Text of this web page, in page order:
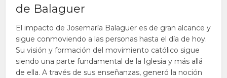
de Balaguer
El impacto de Josemaría Balaguer es de gran alcance y
sigue conmoviendo a las personas hasta el día de hoy.
Su visión y formación del movimiento católico sigue
siendo una parte fundamental de la Iglesia y más allá
de ella. A través de sus enseñanzas, generó la noción